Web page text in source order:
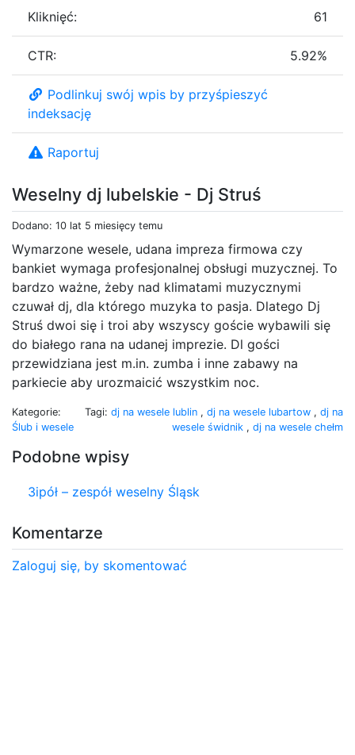
Weselny dj lubelskie - Dj Struś
Dodano: 10 lat 5 miesięcy temu
Wymarzone wesele, udana impreza firmowa czy
bankiet wymaga profesjonalnej obsługi muzycznej. To
bardzo ważne, żeby nad klimatami muzycznymi
czuwał dj, dla którego muzyka to pasja. Dlatego Dj
Struś dwoi się i troi aby wszyscy goście wybawili się
do białego rana na udanej imprezie. Dl gości
przewidziana jest m.in. zumba i inne zabawy na
parkiecie aby urozmaicić wszystkim noc.
Kategorie:
Ślub i wesele
Tagi: dj na wesele lublin , dj na wesele lubartow , dj na
wesele świdnik , dj na wesele chełm
Podobne wpisy
3ipół – zespół weselny Śląsk
Komentarze
Zaloguj się, by skomentować
Kliknięć: 61
CTR: 5.92%
Podlinkuj swój wpis by przyśpieszyć
indeksację
Raportuj